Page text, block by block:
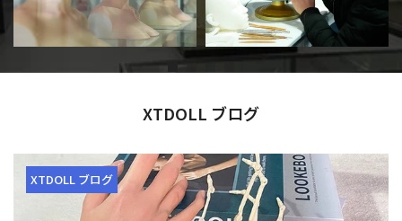
XTDOLL ブログ
XTDOLL ブログ